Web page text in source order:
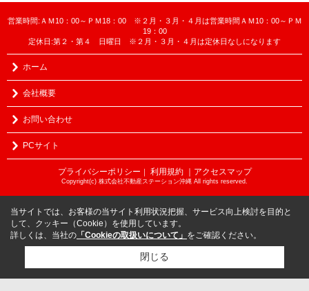
営業時間:ＡＭ10：00～ＰＭ18：00 ※２月・３月・４月は営業時間ＡＭ10：00～ＰＭ
19：00
定休日:第２・第４ 日曜日 ※２月・３月・４月は定休日なしになります
ホーム
会社概要
お問い合わせ
PCサイト
プライバシーポリシー ｜ 利用規約 ｜アクセスマップ
Copyright(c) 株式会社不動産ステーション沖縄 All rights reserved.
当サイトでは、お客様の当サイト利用状況把握、サービス向上検討を目的と
して、クッキー（Cookie）を使用しています。
詳しくは、当社の 「Cookieの取扱いについて」 をご確認ください。
閉じる